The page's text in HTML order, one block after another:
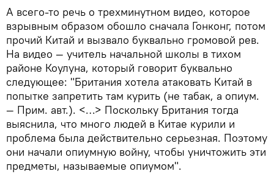
А всего-то речь о трехминутном видео, которое
взрывным образом обошло сначала Гонконг, потом
прочий Китай и вызвало буквально громовой рев.
На видео — учитель начальной школы в тихом
районе Коулуна, который говорит буквально
следующее: "Британия хотела атаковать Китай в
попытке запретить там курить (не табак, а опиум.
— Прим. авт.). <…> Поскольку Британия тогда
выяснила, что много людей в Китае курили и
проблема была действительно серьезная. Поэтому
они начали опиумную войну, чтобы уничтожить эти
предметы, называемые опиумом".